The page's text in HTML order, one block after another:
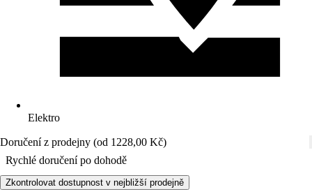
Elektro
Doručení z prodejny (od 1228,00 Kč)
Rychlé doručení po dohodě
Zkontrolovat dostupnost v nejbližší prodejně